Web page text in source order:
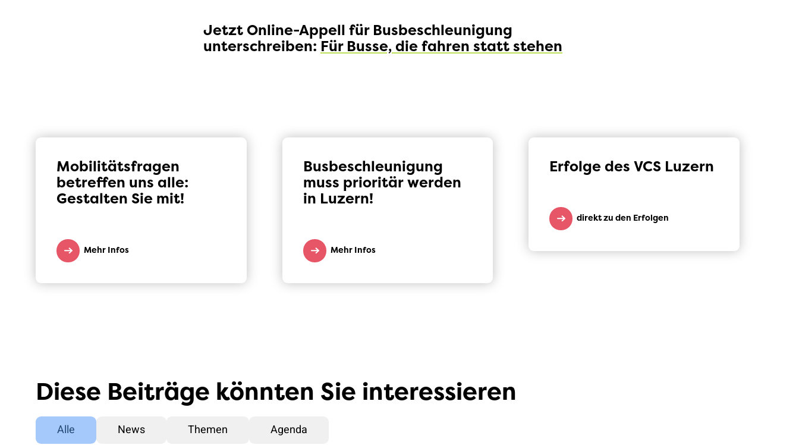
Jetzt Online-Appell für Busbeschleunigung
unterschreiben: Für Busse, die fahren statt stehen
Mobilitätsfragen
betreffen uns alle:
Gestalten Sie mit!
Mehr Infos
Busbeschleunigung
muss prioritär werden
in Luzern!
Mehr Infos
Erfolge des VCS Luzern
direkt zu den Erfolgen
Diese Beiträge könnten Sie interessieren
Alle News Themen Agenda